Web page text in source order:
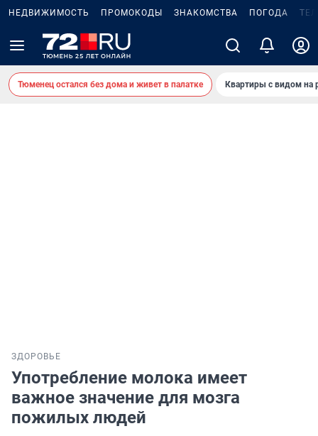
НЕДВИЖИМОСТЬ ПРОМОКОДЫ ЗНАКОМСТВА ПОГОДА
Тюменец остался без дома и живет в палатке Квартиры с видом на
ЗДОРОВЬЕ
Употребление молока имеет
важное значение для мозга
пожилых людей